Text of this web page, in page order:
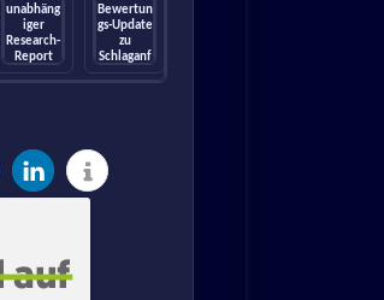
unabhäng
iger
Research-
Report
für
Coverage
mit
Kursziel
20,67...
Bewertun
gs-Update
zu
Schlaganf
all & DNA